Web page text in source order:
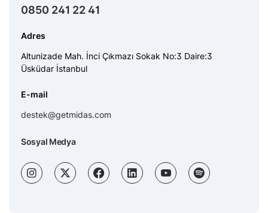
0850 241 22 41
Adres
Altunizade Mah. İnci Çıkmazı Sokak No:3 Daire:3
Üsküdar İstanbul
E-mail
destek@getmidas.com
Sosyal Medya